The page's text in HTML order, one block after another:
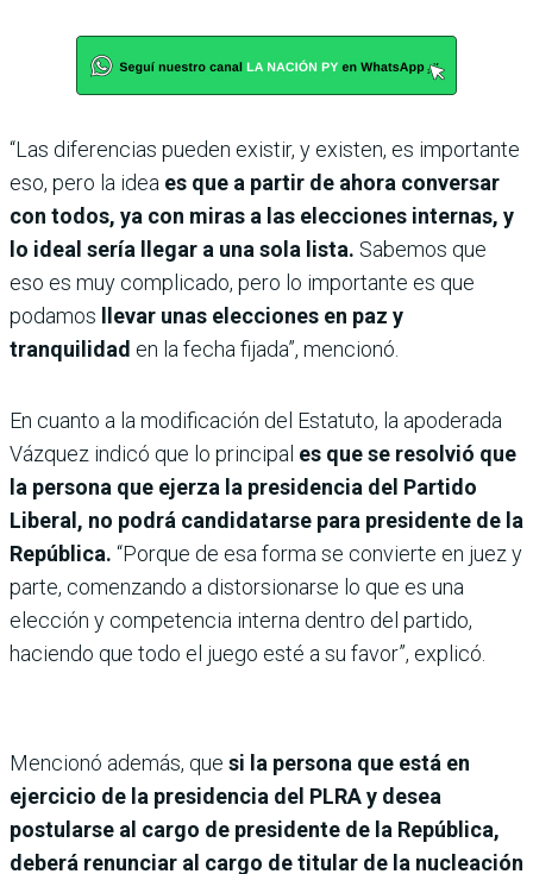
“Las diferencias pueden existir, y existen, es importante
eso, pero la idea es que a partir de ahora conversar
con todos, ya con miras a las elecciones internas, y
lo ideal sería llegar a una sola lista. Sabemos que
eso es muy complicado, pero lo importante es que
podamos llevar unas elecciones en paz y
tranquilidad en la fecha fijada”, mencionó.
En cuanto a la modificación del Estatuto, la apoderada
Vázquez indicó que lo principal es que se resolvió que
la persona que ejerza la presidencia del Partido
Liberal, no podrá candidatarse para presidente de la
República. “Porque de esa forma se convierte en juez y
parte, comenzando a distorsionarse lo que es una
elección y competencia interna dentro del partido,
haciendo que todo el juego esté a su favor”, explicó.
Mencionó además, que si la persona que está en
ejercicio de la presidencia del PLRA y desea
postularse al cargo de presidente de la República,
deberá renunciar al cargo de titular de la nucleación